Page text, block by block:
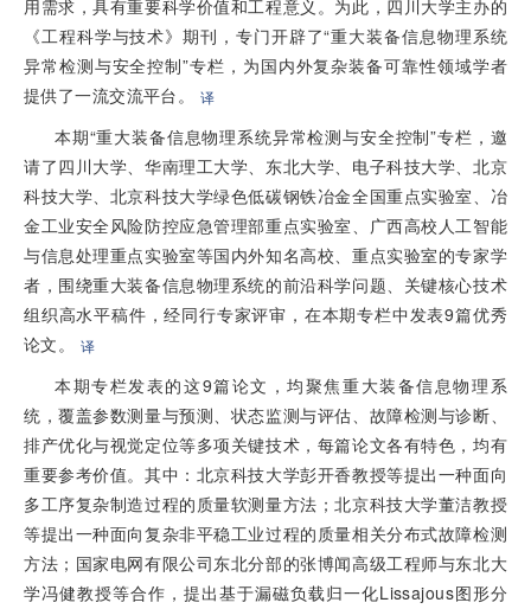
用需求，具有重要科学价值和工程意义。为此，四川大学主办的
《工程科学与技术》期刊，专门开辟了“重大装备信息物理系统
异常检测与安全控制”专栏，为国内外复杂装备可靠性领域学者
提供了一流交流平台。
译
本期“重大装备信息物理系统异常检测与安全控制”专栏，邀
请了四川大学、华南理工大学、东北大学、电子科技大学、北京
科技大学、北京科技大学绿色低碳钢铁冶金全国重点实验室、冶
金工业安全风险防控应急管理部重点实验室、广西高校人工智能
与信息处理重点实验室等国内外知名高校、重点实验室的专家学
者，围绕重大装备信息物理系统的前沿科学问题、关键核心技术
组织高水平稿件，经同行专家评审，在本期专栏中发表9篇优秀
论文。
译
本期专栏发表的这9篇论文，均聚焦重大装备信息物理系
统，覆盖参数测量与预测、状态监测与评估、故障检测与诊断、
排产优化与视觉定位等多项关键技术，每篇论文各有特色，均有
重要参考价值。其中：北京科技大学彭开香教授等提出一种面向
多工序复杂制造过程的质量软测量方法；北京科技大学董洁教授
等提出一种面向复杂非平稳工业过程的质量相关分布式故障检测
方法；国家电网有限公司东北分部的张博闻高级工程师与东北大
学冯健教授等合作，提出基于漏磁负载归一化Lissajous图形分